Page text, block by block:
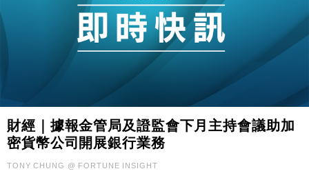
財經｜據報金管局及證監會下月主持會議助加
密貨幣公司開展銀行業務
TONY CHUNG @ FORTUNE INSIGHT